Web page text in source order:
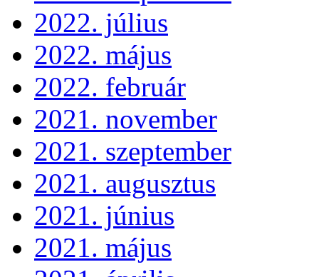
2022. július
2022. május
2022. február
2021. november
2021. szeptember
2021. augusztus
2021. június
2021. május